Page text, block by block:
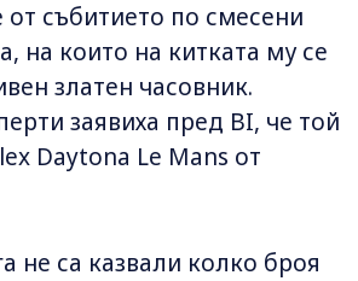
събитието по смесени
на които на китката му се
златен часовник.
заявиха пред BI, че той
Daytona Le Mans от
не са казвали колко броя